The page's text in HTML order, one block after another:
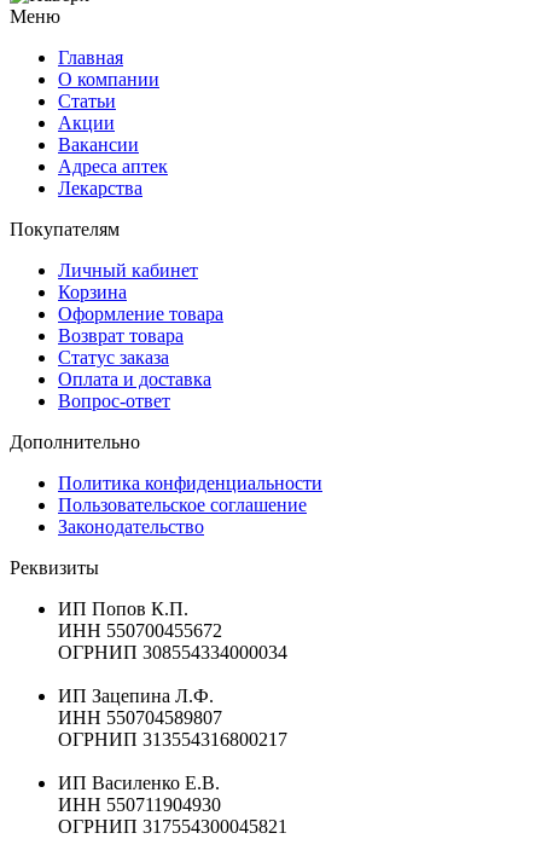
Меню
Главная
О компании
Статьи
Акции
Вакансии
Адреса аптек
Лекарства
Покупателям
Личный кабинет
Корзина
Оформление товара
Возврат товара
Статус заказа
Оплата и доставка
Вопрос-ответ
Дополнительно
Политика конфиденциальности
Пользовательское соглашение
Законодательство
Реквизиты
ИП Попов К.П.
ИНН 550700455672
ОГРНИП 308554334000034
ИП Зацепина Л.Ф.
ИНН 550704589807
ОГРНИП 313554316800217
ИП Василенко Е.В.
ИНН 550711904930
ОГРНИП 317554300045821